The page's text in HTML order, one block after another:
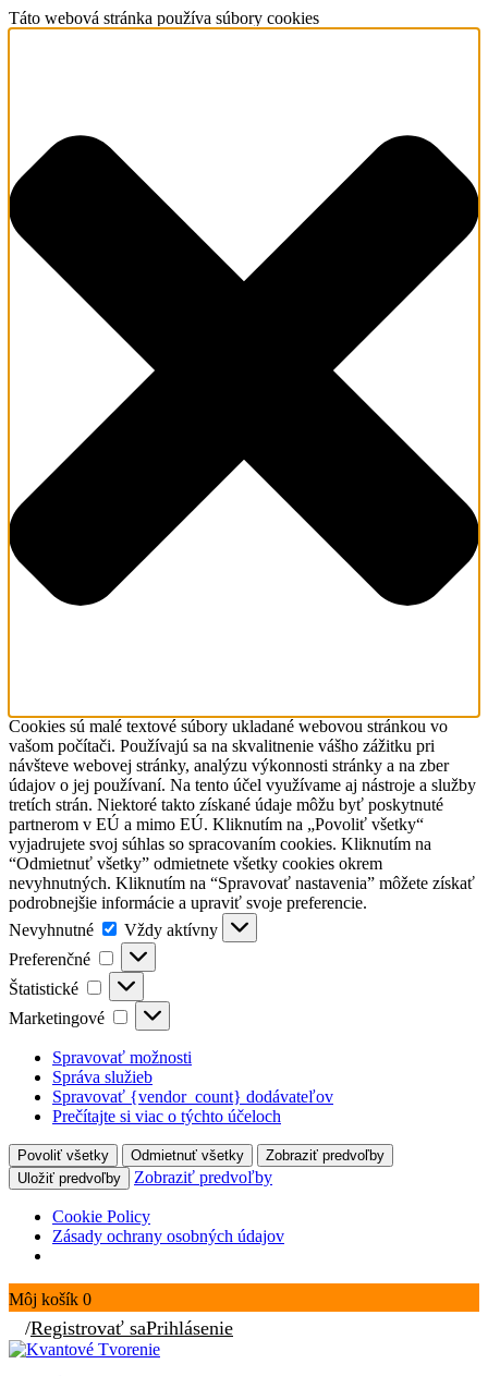
Táto webová stránka používa súbory cookies
Cookies sú malé textové súbory ukladané webovou stránkou vo
vašom počítači. Používajú sa na skvalitnenie vášho zážitku pri
návšteve webovej stránky, analýzu výkonnosti stránky a na zber
údajov o jej používaní. Na tento účel využívame aj nástroje a služby
tretích strán. Niektoré takto získané údaje môžu byť poskytnuté
partnerom v EÚ a mimo EÚ. Kliknutím na „Povoliť všetky“
vyjadrujete svoj súhlas so spracovaním cookies. Kliknutím na
“Odmietnuť všetky” odmietnete všetky cookies okrem
nevyhnutných. Kliknutím na “Spravovať nastavenia” môžete získať
podrobnejšie informácie a upraviť svoje preferencie.
Nevyhnutné
Nevyhnutné
Vždy aktívny
Preferenčné
Preferenčné
Štatistické Štatistické
Marketingové Marketingové
Spravovať možnosti
Správa služieb
Spravovať {vendor_count} dodávateľov
Prečítajte si viac o týchto účeloch
Povoliť všetky Odmietnuť všetky
Zobraziť predvoľby
Uložiť predvoľby
Zobraziť predvoľby
Cookie Policy
Zásady ochrany osobných údajov
Môj košík 0
/Registrovať saPrihlásenie